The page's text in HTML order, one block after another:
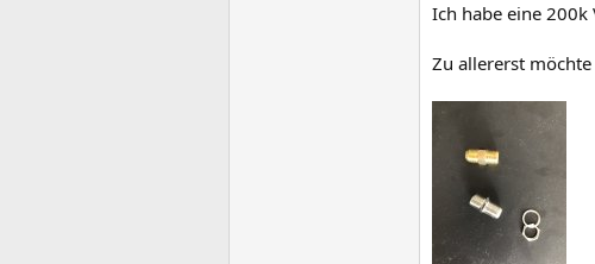
Ich habe eine 200k
Zu allererst